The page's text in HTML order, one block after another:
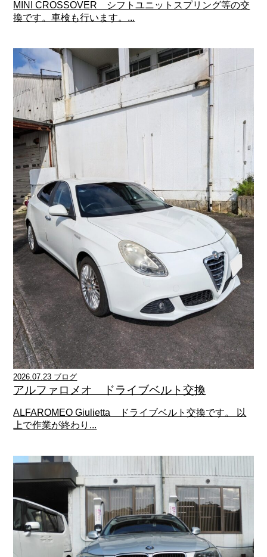
MINI CROSSOVER シフトユニットスプリング等の交
換です。車検も行います。...
2026.07.23 ブログ
アルファロメオ ドライブベルト交換
ALFAROMEO Giulietta ドライブベルト交換です。 以
上で作業が終わり...